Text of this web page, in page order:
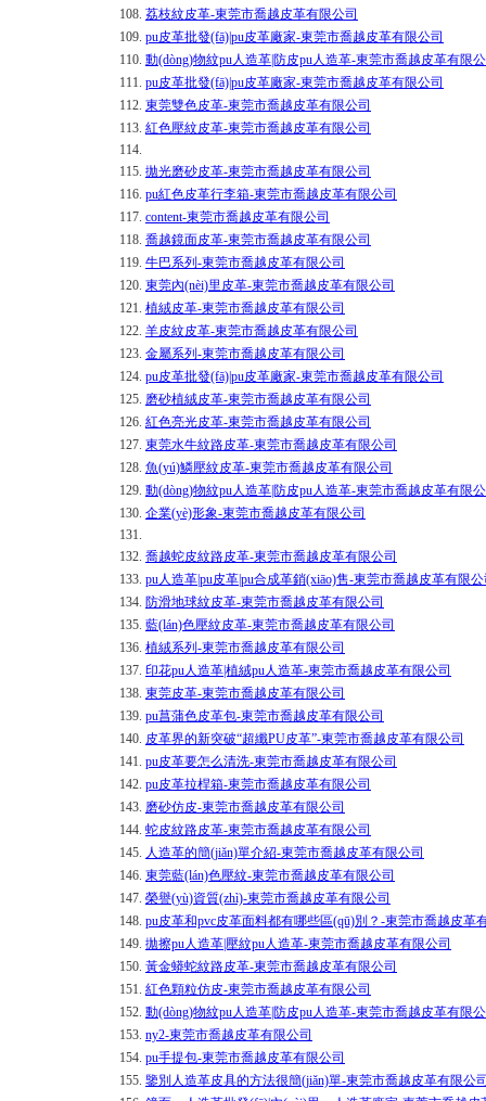
108. 荔枝紋皮革-東莞市喬越皮革有限公司
109. pu皮革批發(fā)|pu皮革廠家-東莞市喬越皮革有限公司
110. 動(dòng)物紋pu人造革|防皮pu人造革-東莞市喬越皮革有限
111. pu皮革批發(fā)|pu皮革廠家-東莞市喬越皮革有限公司
112. 東莞雙色皮革-東莞市喬越皮革有限公司
113. 紅色壓紋皮革-東莞市喬越皮革有限公司
114.
115. 拋光磨砂皮革-東莞市喬越皮革有限公司
116. pu紅色皮革行李箱-東莞市喬越皮革有限公司
117. content-東莞市喬越皮革有限公司
118. 喬越鏡面皮革-東莞市喬越皮革有限公司
119. 牛巴系列-東莞市喬越皮革有限公司
120. 東莞內(nèi)里皮革-東莞市喬越皮革有限公司
121. 植絨皮革-東莞市喬越皮革有限公司
122. 羊皮紋皮革-東莞市喬越皮革有限公司
123. 金屬系列-東莞市喬越皮革有限公司
124. pu皮革批發(fā)|pu皮革廠家-東莞市喬越皮革有限公司
125. 磨砂植絨皮革-東莞市喬越皮革有限公司
126. 紅色亮光皮革-東莞市喬越皮革有限公司
127. 東莞水牛紋路皮革-東莞市喬越皮革有限公司
128. 魚(yú)鱗壓紋皮革-東莞市喬越皮革有限公司
129. 動(dòng)物紋pu人造革|防皮pu人造革-東莞市喬越皮革有限
130. 企業(yè)形象-東莞市喬越皮革有限公司
131.
132. 喬越蛇皮紋路皮革-東莞市喬越皮革有限公司
133. pu人造革|pu皮革|pu合成革銷(xiāo)售-東莞市喬越皮革有限
134. 防滑地球紋皮革-東莞市喬越皮革有限公司
135. 藍(lán)色壓紋皮革-東莞市喬越皮革有限公司
136. 植絨系列-東莞市喬越皮革有限公司
137. 印花pu人造革|植絨pu人造革-東莞市喬越皮革有限公司
138. 東莞皮革-東莞市喬越皮革有限公司
139. pu菖蒲色皮革包-東莞市喬越皮革有限公司
140. 皮革界的新突破“超纖PU皮革”-東莞市喬越皮革有限公司
141. pu皮革要怎么清洗-東莞市喬越皮革有限公司
142. pu皮革拉桿箱-東莞市喬越皮革有限公司
143. 磨砂仿皮-東莞市喬越皮革有限公司
144. 蛇皮紋路皮革-東莞市喬越皮革有限公司
145. 人造革的簡(jiǎn)單介紹-東莞市喬越皮革有限公司
146. 東莞藍(lán)色壓紋-東莞市喬越皮革有限公司
147. 榮譽(yù)資質(zhì)-東莞市喬越皮革有限公司
148. pu皮革和pvc皮革面料都有哪些區(qū)別？-東莞市喬越皮革
149. 拋擦pu人造革|壓紋pu人造革-東莞市喬越皮革有限公司
150. 黃金蟒蛇紋路皮革-東莞市喬越皮革有限公司
151. 紅色顆粒仿皮-東莞市喬越皮革有限公司
152. 動(dòng)物紋pu人造革|防皮pu人造革-東莞市喬越皮革有限
153. ny2-東莞市喬越皮革有限公司
154. pu手提包-東莞市喬越皮革有限公司
155. 鑒別人造革皮具的方法很簡(jiǎn)單-東莞市喬越皮革有限公